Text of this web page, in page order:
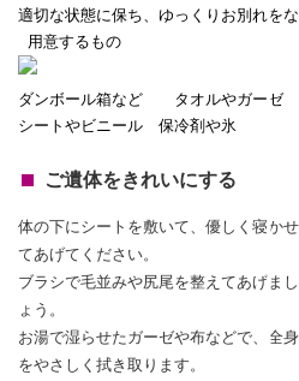
適切な状態に保ち、ゆっくりお別れをな
用意するもの
ダンボール箱など タオルやガー
シートやビニール 保冷剤や氷
ご遺体をきれいにする
体の下にシートを敷いて、優しく寝かせ
てあげてください。
ブラシで毛並みや尻尾を整えてあげまし
ょう。
お湯で湿らせたガーゼや布などで、全身
をやさしく拭き取ります。